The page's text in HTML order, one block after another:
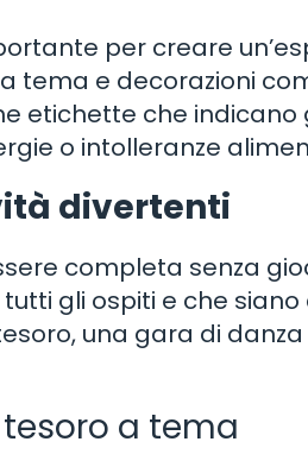
per creare
tema e decorazioni
etichette che indicano
o intolleranze
divertenti
completa senza
gli ospiti e che
una gara di
tesoro a tema